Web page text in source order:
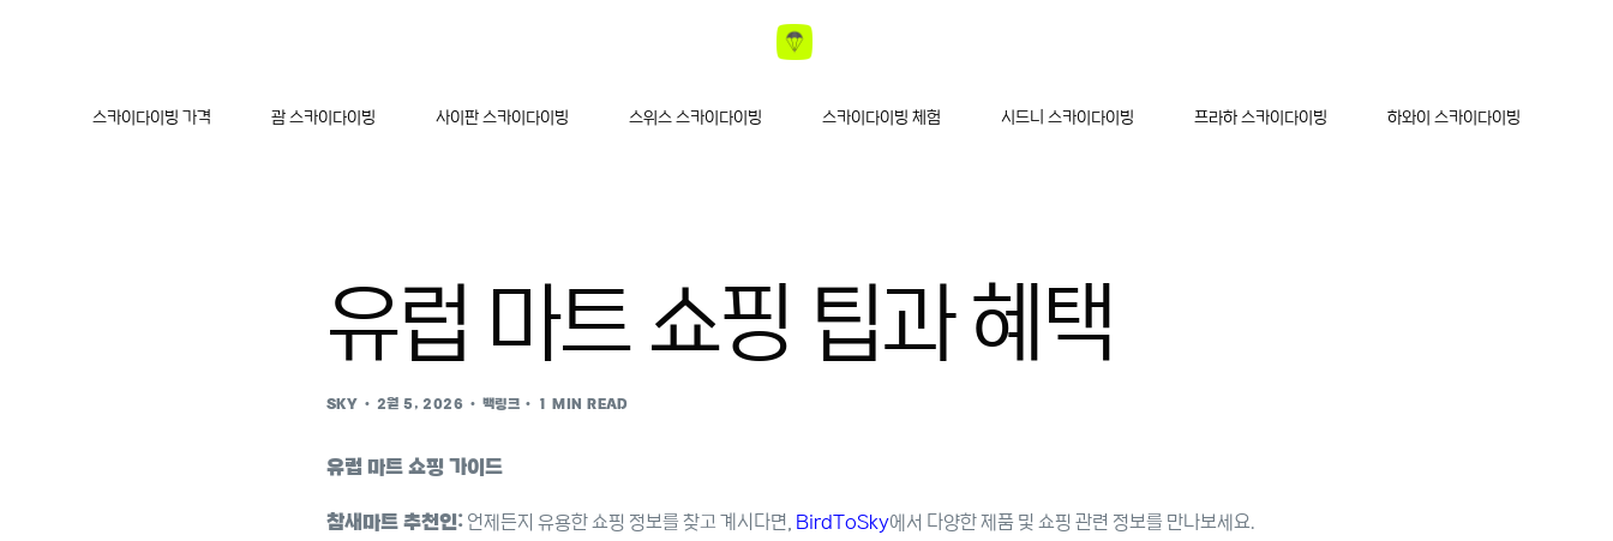
스카이다이빙 가격 괌 스카이다이빙 사이판 스카이다이빙 스위스 스카이다이빙 스카이다이빙 체험 시드니 스카이다이빙 프라하 스카이다이빙 하와이 스카이다이빙
유럽 마트 쇼핑 팁과 혜택
SKY 2월 5, 2026 백링크 1 MIN READ
유럽 마트 쇼핑 가이드
참새마트 추천인: 언제든지 유용한 쇼핑 정보를 찾고 계시다면, BirdToSky에서 다양한 제품 및 쇼핑 관련 정보를 만나보세요.